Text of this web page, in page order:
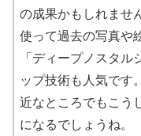
の成果かもしれませ
使って過去の写真や
「ディープノスタル
ップ技術も人気です
近なところでもこう
になるでしょうね。